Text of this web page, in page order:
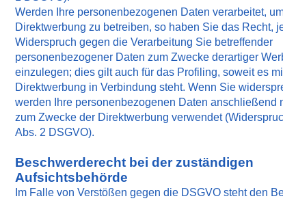
Werden Ihre personenbezogenen Daten verarbeitet,
Direktwerbung zu betreiben, so haben Sie das Recht,
Widerspruch gegen die Verarbeitung Sie betreffender
personenbezogener Daten zum Zwecke derartiger
einzulegen; dies gilt auch für das Profiling, soweit es
Direktwerbung in Verbindung steht. Wenn Sie
werden Ihre personenbezogenen Daten anschließend
zum Zwecke der Direktwerbung verwendet
Abs. 2 DSGVO).
Beschwerderecht bei der zuständigen
Aufsichtsbehörde
Im Falle von Verstößen gegen die DSGVO steht den